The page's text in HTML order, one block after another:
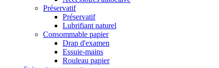
Préservatif
Préservatif
Lubrifiant naturel
Consommable papier
Drap d'examen
Essuie-mains
Rouleau papier